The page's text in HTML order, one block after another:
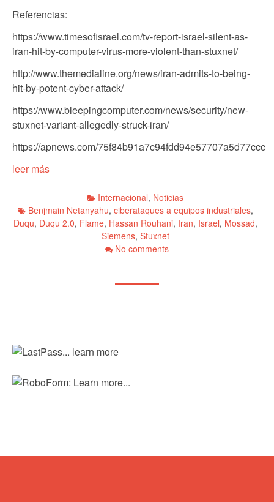
Referencias:
https://www.timesofisrael.com/tv-report-israel-silent-as-
iran-hit-by-computer-virus-more-violent-than-stuxnet/
http://www.themedialine.org/news/iran-admits-to-being-
hit-by-potent-cyber-attack/
https://www.bleepingcomputer.com/news/security/new-
stuxnet-variant-allegedly-struck-iran/
https://apnews.com/75f84b91a7c94fdd94e57707a5d77ccc
leer más
Internacional, Noticias
Benjmain Netanyahu, ciberataques a equipos industriales,
Duqu, Duqu 2.0, Flame, Hassan Rouhani, Iran, Israel, Mossad,
Siemens, Stuxnet
No comments